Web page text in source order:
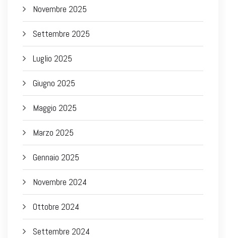
Novembre 2025
Settembre 2025
Luglio 2025
Giugno 2025
Maggio 2025
Marzo 2025
Gennaio 2025
Novembre 2024
Ottobre 2024
Settembre 2024